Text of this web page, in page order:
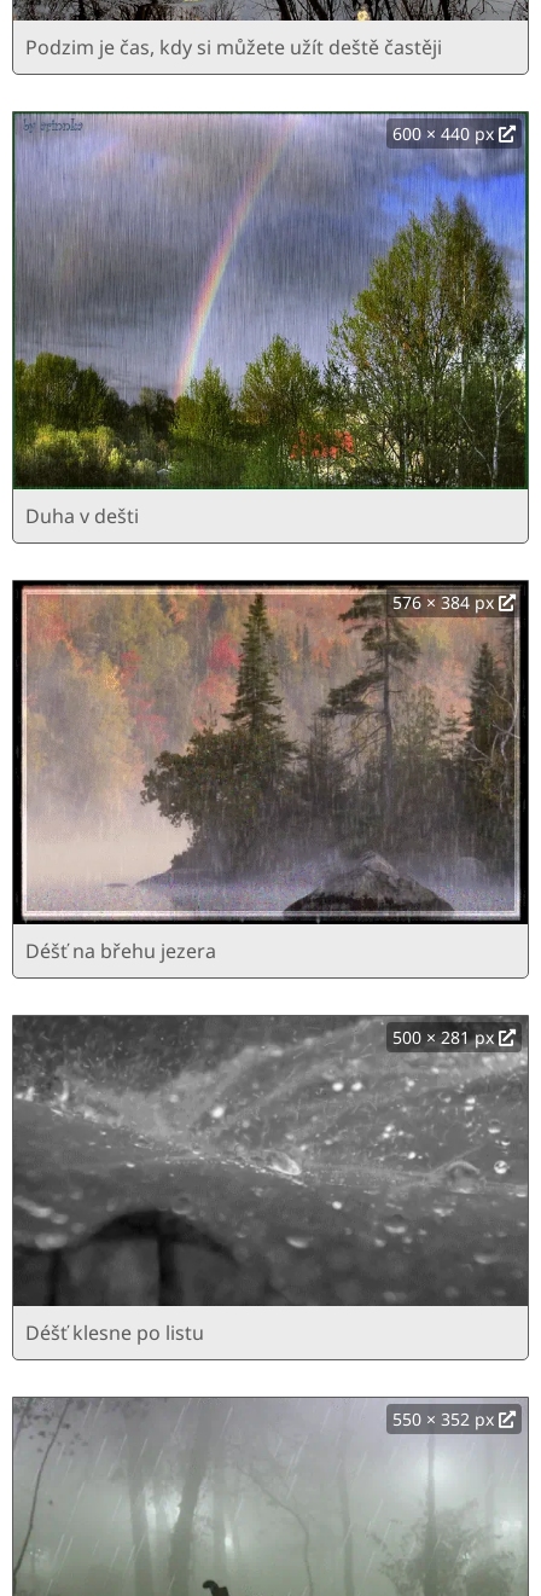
Podzim je čas, kdy si můžete užít deště častěji
600 × 440 px
Duha v dešti
576 × 384 px
Déšť na břehu jezera
500 × 281 px
Déšť klesne po listu
550 × 352 px